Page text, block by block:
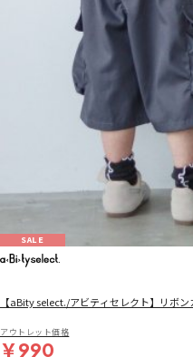
SALE
【aBity select./アビティセレクト】リボ
アウトレット価格
￥990